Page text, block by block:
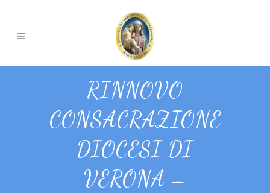
RINNOVO
CONSACRAZIONE
DIOCESI DI
VERONA –